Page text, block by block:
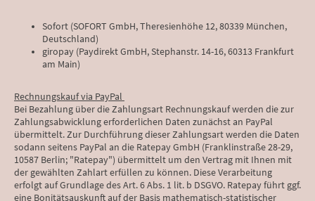
Sofort (SOFORT GmbH, Theresienhöhe 12, 80339 München,
Deutschland)
giropay (Paydirekt GmbH, Stephanstr. 14-16, 60313 Frankfurt
am Main)
Rechnungskauf via PayPal
Bei Bezahlung über die Zahlungsart Rechnungskauf werden die zur
Zahlungsabwicklung erforderlichen Daten zunächst an PayPal
übermittelt. Zur Durchführung dieser Zahlungsart werden die Daten
sodann seitens PayPal an die Ratepay GmbH (Franklinstraße 28-29,
10587 Berlin; "Ratepay") übermittelt um den Vertrag mit Ihnen mit
der gewählten Zahlart erfüllen zu können. Diese Verarbeitung
erfolgt auf Grundlage des Art. 6 Abs. 1 lit. b DSGVO. Ratepay führt ggf.
eine Bonitätsauskunft auf der Basis mathematisch-statistischer